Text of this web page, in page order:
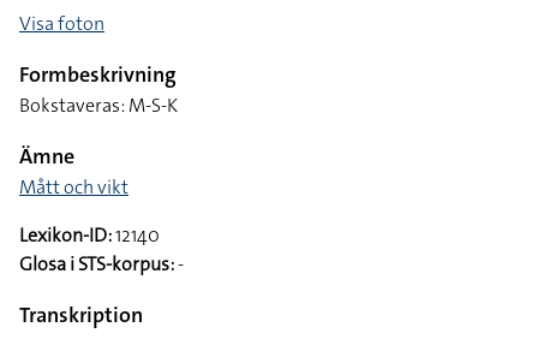
Visa foton
Formbeskrivning
Bokstaveras: M-S-K
Ämne
Mått och vikt
Lexikon-ID:12140
Glosa i STS-korpus:-
Transkription